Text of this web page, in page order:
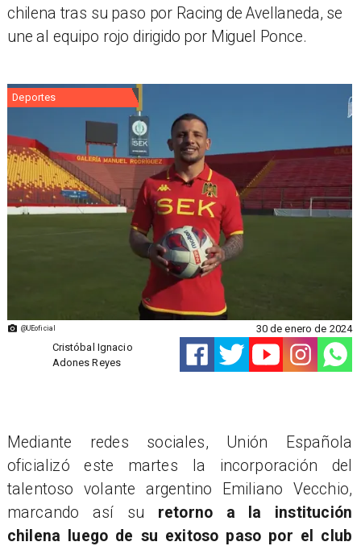
chilena tras su paso por Racing de Avellaneda, se
une al equipo rojo dirigido por Miguel Ponce.
@UEoficial
Deportes
Cristóbal Ignacio
Adones Reyes
30 de enero de 2024
Mediante redes sociales, Unión Española
oficializó este martes la incorporación del
talentoso volante argentino Emiliano Vecchio,
marcando así su retorno a la institución
chilena luego de su exitoso paso por el club